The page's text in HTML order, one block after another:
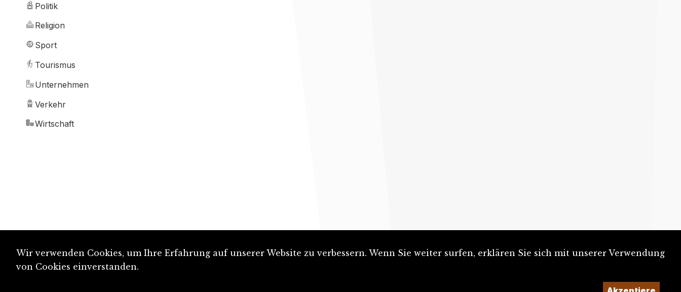
Politik
Religion
Sport
Tourismus
Unternehmen
Verkehr
Wirtschaft
Wir verwenden Cookies, um Ihre Erfahrung auf unserer Website zu verbessern. Wenn Sie weiter surfen, erklären Sie sich mit unserer Verwendung
von Cookies einverstanden.